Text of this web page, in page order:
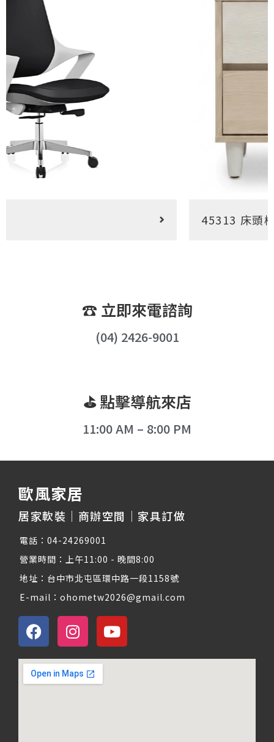
☎︎ 立即來電諮詢
(04) 2426-9001
⛳︎ 點擊導航來店
11:00 AM – 8:00 PM
歐風家居
居家軟裝｜商辦空間｜家具訂做
電話：04-24269001
營業時間：上午11:00 - 晚間8:00
地址：台中市北屯區環中路一段1158號
E-mail：ohometw2026@gmail.com